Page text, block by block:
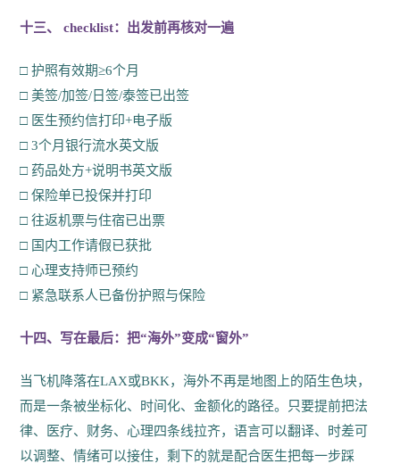
十三、 checklist：出发前再核对一遍
□ 护照有效期≥6个月
□ 美签/加签/日签/泰签已出签
□ 医生预约信打印+电子版
□ 3个月银行流水英文版
□ 药品处方+说明书英文版
□ 保险单已投保并打印
□ 往返机票与住宿已出票
□ 国内工作请假已获批
□ 心理支持师已预约
□ 紧急联系人已备份护照与保险
十四、写在最后：把“海外”变成“窗外”
当飞机降落在LAX或BKK，海外不再是地图上的陌生色块，
而是一条被坐标化、时间化、金额化的路径。只要提前把法
律、医疗、财务、心理四条线拉齐，语言可以翻译、时差可
以调整、情绪可以接住，剩下的就是配合医生把每一步踩